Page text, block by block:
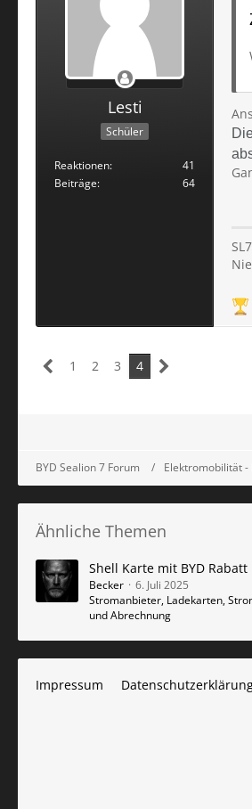
Lesti
Schüler
Reaktionen
41
Beiträge
64
1 2 3 4
BYD Sealion 7 Forum Elektromobilität -
Ähnliche Themen
Shell Karte mit BYD Rabatt
Becker
6. Juli 2025
Stromanbieter, Ladekarten,
und Abrechnung
Impressum